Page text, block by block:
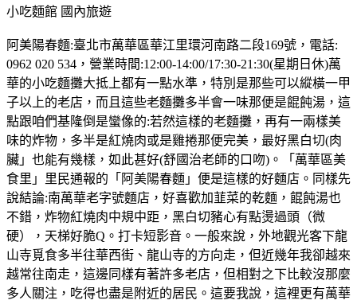
小吃麵館 國內旅遊
阿美陽春麵:臺北市萬華區華江里環河南路二段169號，電話:
0962 020 534，營業時間:12:00-14:00/17:30-21:30(星期日休)萬
華的小吃麵攤大抵上都有一點水準，特別是那些可以縱橫一甲
子以上的老店，而且這些老麵攤多半會一味那便是餛飩湯，這
點跟咱們基隆倒是蠻像的:若然這樣的老麵攤，再有一兩樣美
味的炸物，多半是紅燒肉或是雞捲那便完美，最好黑白切(肉
臟」也能有幾樣，如此甚好(舒國治老師的口吻)。「萬華區美
食里」里民通報的「阿美陽春麵」便是這樣的好麵店。同樣先
說結論:南萬華老字號麵店，好喜歡加韮菜的乾麵，餛飩湯也
不錯，炸物紅燒肉中規中距，黑白切豬心有點燙過頭（微
硬），天梯好脆Q。打卡短影音。一般來說，外地觀光客下龍
山寺覓食多半往華西街、龍山寺的方向走，但近幾年我卻越來
越常往南走，這邊同樣有著許多老店，但相對之下比較沒那麼
多人關注，吃得也盡是附近的居民。這要我說，這裡更有萬華